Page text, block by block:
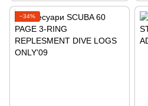
−34%